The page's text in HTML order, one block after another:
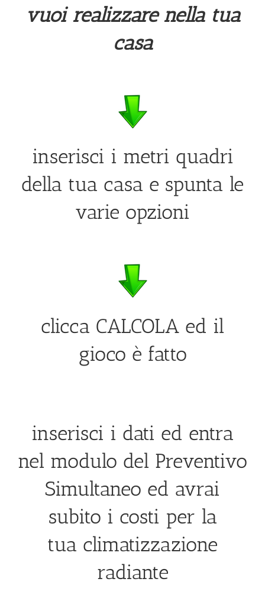
vuoi realizzare nella tua
casa
inserisci i metri quadri
della tua casa e spunta le
varie opzioni
clicca CALCOLA ed il
gioco è fatto
inserisci i dati ed entra
nel modulo del Preventivo
Simultaneo ed avrai
subito i costi per la
tua climatizzazione
radiante